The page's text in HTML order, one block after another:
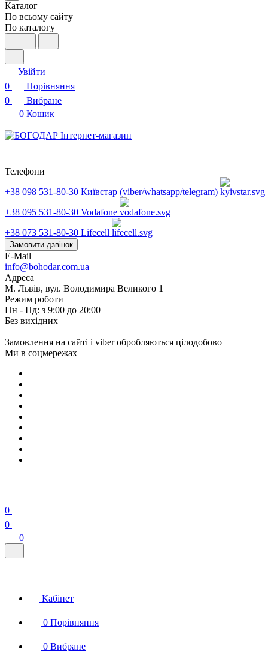
Каталог
По всьому сайту
По каталогу
Увійти
0
Порівняння
0
Вибране
0 Кошик
Телефони
+38 098 531-80-30 Київстар (viber/whatsapp/telegram)
+38 095 531-80-30 Vodafone
+38 073 531-80-30 Lifecell
Замовити дзвінок
E-Mail
info@bohodar.com.ua
Адреса
М. Львів, вул. Володимира Великого 1
Режим роботи
Пн - Нд: з 9:00 до 20:00
Без вихідних
Замовлення на сайті і viber обробляються цілодобово
Ми в соцмережах
0
0
0
Кабінет
0 Порівняння
0 Вибране